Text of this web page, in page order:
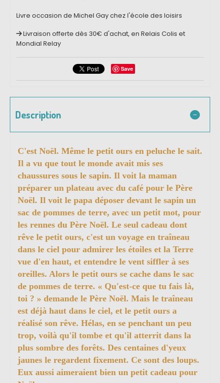
Livre occasion de Michel Gay chez l'école des loisirs
Livraison offerte dès 30€ d'achat, en Relais Colis et
Mondial Relay
Save
Description
C'est Noël. Même le petit ours en peluche le sait.
Il a vu que tout le monde avait mis ses
chaussures sous le sapin. Il voit la maman
préparer un plateau avec du café pour le Père
Noël. Il voit le papa déposer devant le sapin un
sac de pommes de terre, avec un petit mot, pour
les rennes du Père Noël. Le seul cadeau dont
rêve le petit ours, c'est un voyage en traîneau
dans le ciel pour admirer les étoiles et la Terre
vue d'en haut, et entendre le vent siffler à ses
oreilles. Alors le petit ours se cache dans le sac
de pommes de terre. « Qu'est-ce que tu fais là,
toi ? » demande le Père Noël. Mais le traîneau
est déjà haut dans le ciel, et le petit ours a
réalisé son rêve. Hélas, en se penchant un peu
trop, voilà qu'il tombe et qu'il atterrit dans la
plus sombre des forêts. Des centaines d'yeux
jaunes le regardent fixement. Ce sont des loups.
Eux aussi aimeraient bien un petit cadeau pour